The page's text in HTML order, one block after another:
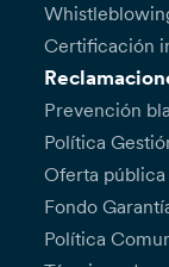
Certificación
Prevención
Política
Oferta
Fondo
Política